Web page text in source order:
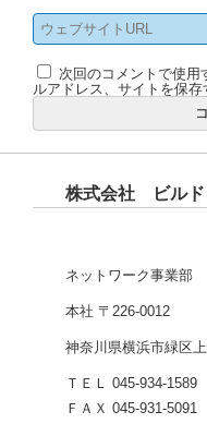
次回のコメントで使用
ルアドレス、サイトを保存
株式会社 ビルド
ネットワーク事業部
本社 〒226-0012
神奈川県横浜市緑区
ＴＥＬ 045-934-1589
ＦＡＸ 045-931-5091